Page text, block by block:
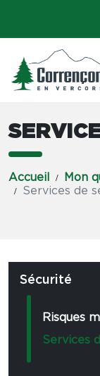
Accueil Mon
Services de
Sécurité
Risques
Services